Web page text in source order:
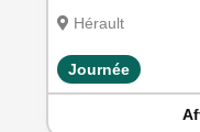
Hérault
Journée